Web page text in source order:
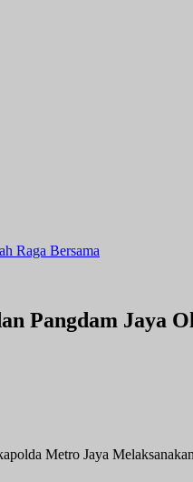
Raga Bersama
Pangdam Jaya
Metro Jaya